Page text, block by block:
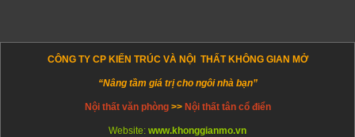
CÔNG TY CP KIẾN TRÚC VÀ NỘI THẤT KHÔNG GIAN MỞ
“Nâng tầm giá trị cho ngôi nhà bạn”
Nội thất văn phòng >> Nội thất tân cổ điển
Website: www.khonggianmo.vn